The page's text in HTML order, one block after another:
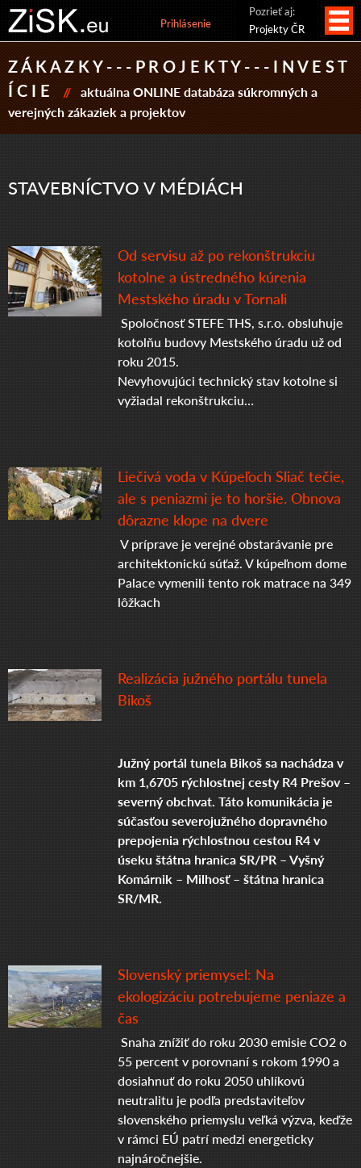
Pozrieť aj:
Projekty ČR
Prihlásenie
Z Á K A Z K Y - - - P R O J E K T Y - - - I N V E S T
Í C I E
// aktuálna ONLINE databáza súkromných a
verejných zákaziek a projektov
STAVEBNÍCTVO V MÉDIÁCH
Od servisu až po rekonštrukciu
kotolne a ústredného kúrenia
Mestského úradu v Tornali
Spoločnosť STEFE THS, s.r.o. obsluhuje
kotolňu budovy Mestského úradu už od
roku 2015.
Nevyhovujúci technický stav kotolne si
vyžiadal rekonštrukciu…
Liečivá voda v Kúpeľoch Sliač tečie,
ale s peniazmi je to horšie. Obnova
dôrazne klope na dvere
V príprave je verejné obstarávanie pre
architektonickú súťaž. V kúpeľnom dome
Palace vymenili tento rok matrace na 349
lôžkach
Realizácia južného portálu tunela
Bikoš
Južný portál tunela Bikoš sa nachádza v
km 1,6705 rýchlostnej cesty R4 Prešov –
severný obchvat. Táto komunikácia je
súčasťou severojužného dopravného
prepojenia rýchlostnou cestou R4 v
úseku štátna hranica SR/PR – Vyšný
Komárnik – Milhosť – štátna hranica
Slovenský priemysel: Na
ekologizáciu potrebujeme peniaze a
čas
Snaha znížiť do roku 2030 emisie CO2 o
55 percent v porovnaní s rokom 1990 a
dosiahnuť do roku 2050 uhlíkovú
neutralitu je podľa predstaviteľov
slovenského priemyslu veľká výzva, keďže
v rámci EÚ patrí medzi energeticky
najnáročnejšie.